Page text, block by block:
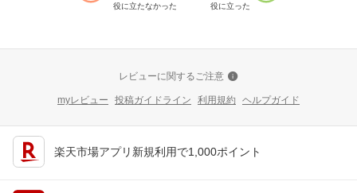
役に立たなかった 役に立った
レビューに関するご注意
myレビュー 投稿ガイドライン 利用規約 ヘルプガイド
楽天市場アプリ新規利用で1,000ポイント